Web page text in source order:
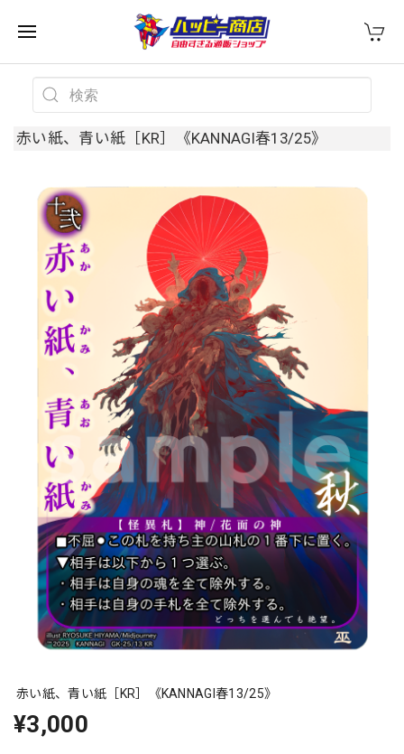
赤い紙、青い紙［KR］《KANNAGI春13/25》
赤い紙、青い紙［KR］《KANNAGI春13/25》
¥3,000